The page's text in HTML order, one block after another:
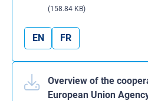
(158.84 KB)
EN FR
Overview of the
European Union